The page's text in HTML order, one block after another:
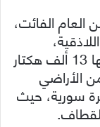
الفائت،
اللاذقية،
طرطوس، حماة وحمص، وتضرر بسببها 13 ألف هكتار
هكتار من الأراضي
بـ 29 مليار ليرة سورية، حيث